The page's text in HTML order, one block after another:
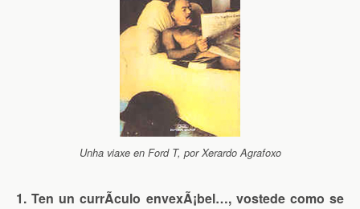
Unha viaxe en Ford T, por Xerardo Agrafoxo
1. Ten un currÃ­culo envexÃ¡bel…, vostede como se